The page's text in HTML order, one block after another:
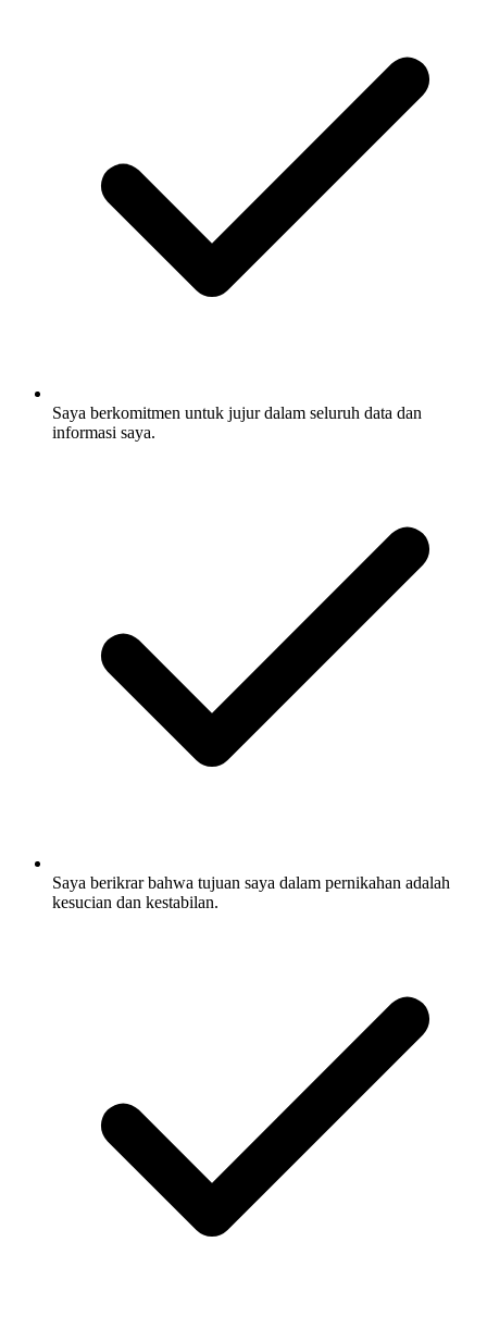
Saya berkomitmen untuk jujur dalam seluruh data dan
informasi saya.
Saya berikrar bahwa tujuan saya dalam pernikahan adalah
kesucian dan kestabilan.